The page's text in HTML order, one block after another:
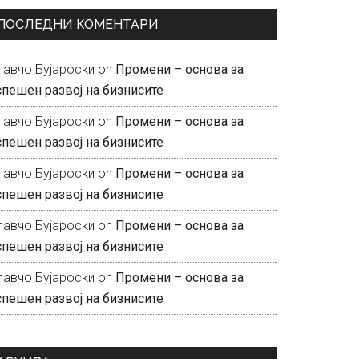
КОМЕНТАРИ
Бујароски on Промени – основа за
развој на бизнисите
Бујароски on Промени – основа за
развој на бизнисите
Бујароски on Промени – основа за
развој на бизнисите
Бујароски on Промени – основа за
развој на бизнисите
Бујароски on Промени – основа за
развој на бизнисите